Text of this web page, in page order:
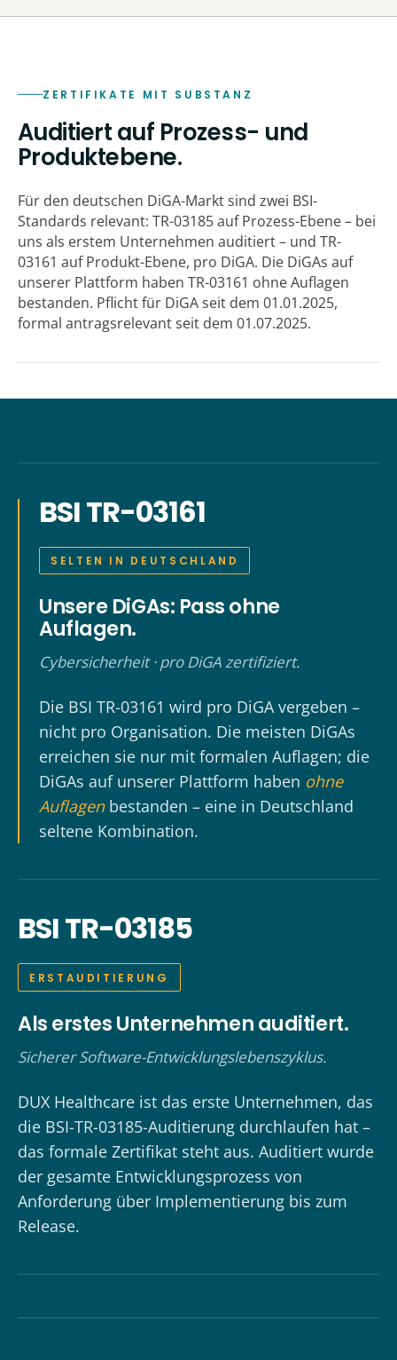
ZERTIFIKATE MIT SUBSTANZ
Auditiert auf Prozess- und
Produktebene.
Für den deutschen DiGA-Markt sind zwei BSI-
Standards relevant: TR-03185 auf Prozess-Ebene – bei
uns als erstem Unternehmen auditiert – und TR-
03161 auf Produkt-Ebene, pro DiGA. Die DiGAs auf
unserer Plattform haben TR-03161 ohne Auflagen
bestanden. Pflicht für DiGA seit dem 01.01.2025,
formal antragsrelevant seit dem 01.07.2025.
BSI TR-03161
SELTEN IN DEUTSCHLAND
Unsere DiGAs: Pass ohne
Auflagen.
Cybersicherheit · pro DiGA zertifiziert.
Die BSI TR-03161 wird pro DiGA vergeben –
nicht pro Organisation. Die meisten DiGAs
erreichen sie nur mit formalen Auflagen; die
DiGAs auf unserer Plattform haben ohne
Auflagenbestanden – eine in Deutschland
seltene Kombination.
BSI TR-03185
ERSTAUDITIERUNG
Als erstes Unternehmen auditiert.
Sicherer Software-Entwicklungslebenszyklus.
DUX Healthcare ist das erste Unternehmen, das
die BSI-TR-03185-Auditierung durchlaufen hat –
das formale Zertifikat steht aus. Auditiert wurde
der gesamte Entwicklungsprozess von
Anforderung über Implementierung bis zum
Release.